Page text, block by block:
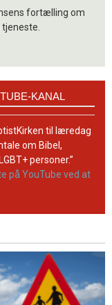
fortælling om
KANAL
til læredag
om Bibel,
personer.”
på YouTube ved at